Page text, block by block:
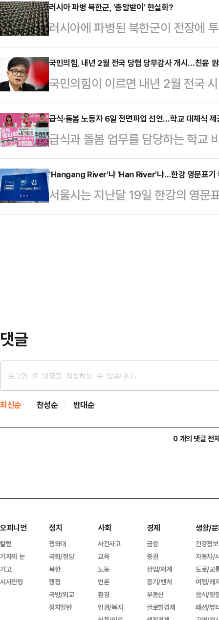
체감온도는 더욱 낮아질 것으로 보
으로 눈이 쌓여있는 가운데 기온이
나는 곳이 많겠다.기상청에 따르면,
(강원 영동 제외)과 제주도는 차차
다.밤부터 인천·경기 남부와 충청
남 북서부에, 밤부터 서…
러시아 파병 북한군, '총알받이' 현실화?
러시아에 파병된 북한군이 전장에
북한군을 '총알받이'로 활용할 거란
이 현지 북한군 사상자 발생과 관련
로디미르 젤렌스키 우크라이나 대
거듭 강조했다.볼로디미르 젤렌스
도된 일본 교도통신과의 인터뷰에
중 사망하거나 부상을 입었다"고
진행된 인터뷰에서 "러시아와…
국민의힘, 내년 2월 전국 당협 당무감사 개시…친윤
국민의힘이 이르면 내년 2월 전국
계획하고 있다. 이같은 전국 당협을
이다. 이에 일각에서는 한 대표가
무감사라는 카드를 꺼내들었다는
일 데일리안에 "통상 당무감사는
는 차원에서 곧 당무감사를 개시할
는 국민의힘 당무감사위원회가 주
명한 유일준 변호사다. 이에…
급식·돌봄 노동자 6일 전면파업 선언…학교 대체식 제
급식과 돌봄 업무를 담당하는 학교
총파업을 선언했다. 전체 17만명
상돼 학교 급식 공급과 돌봄 업무에
조합(학비노조)은 2일 서울 용산구
"임금, 신분 차별을 끝내기 위해 파
'Hangang River'냐 'Han River'냐…한강 영문표기
서울시는 지난달 19일 한강의 영
하겠다며 시의 공식 문서는 물론 각
댓글
최신순 찬성순 반대순
0 개의 댓글 전
오피니언
칼럼
기자의 눈
기고
시사만평
정치
청와대
국회/정당
북한
행정
국방/외교
정치일반
사회
사건사고
교육
노동
언론
환경
인권/복지
경제
금융
증권
산업/재계
중기/벤처
부동산
글로벌경제
생활/
건강정보
자동차/
도로/교
여행/레
음식/맛
패션/뷰